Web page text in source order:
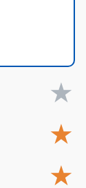
★
★
★